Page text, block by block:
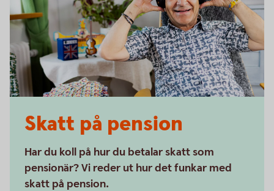
Skatt på pension
Har du koll på hur du betalar skatt som
pensionär? Vi reder ut hur det funkar med
skatt på pension.